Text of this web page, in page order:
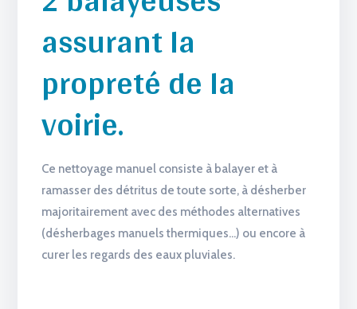
assurant la
propreté de la
voirie.
Ce nettoyage manuel consiste à balayer et à
ramasser des détritus de toute sorte, à désherber
majoritairement avec des méthodes alternatives
(désherbages manuels thermiques…) ou encore à
curer les regards des eaux pluviales.